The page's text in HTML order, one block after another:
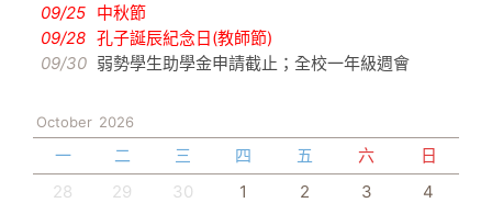
09/25 中秋節
09/28 孔子誕辰紀念日(教師節)
09/30 弱勢學生助學金申請截止；全校一年級週會
October 2026
一 二 三 四 五 六
日
28
29 30 1 2 3
4